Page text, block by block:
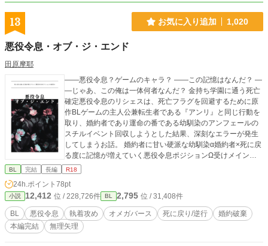
13 お気に入り追加 1,020
悪役令息・オブ・ジ・エンド
田原摩耶
――悪役令息？ゲームのキャラ？ ――この記憶はなんだ？ ―
―じゃあ、この俺は一体何者なんだ？ 金持ち学園に通う死亡
確定悪役令息のリシェスは、死亡フラグを回避するために原
作BLゲームの主人公兼転生者である『アンリ』と同じ行動を
取り、婚約者であり運命の番である幼馴染のアンフェールの
スチルイベント回収しようとした結果、深刻なエラーが発生
してしまうお話。 婚約者に甘い硬派な幼馴染α婚約者×死に戻
る度に記憶が増えていく悪役令息ポジションΩ受けメインの
総受け ※主人公が可哀想な目に遭いがちなので、なんでも許
BL 完結 長編 R18
24h.ポイント 78pt
小説 12,412 位 / 228,726件 BL 2,795 位 / 31,408件
BL 悪役令息 執着攻め オメガバース 死に戻り/逆行
婚約破棄
本編完結
無理矢理